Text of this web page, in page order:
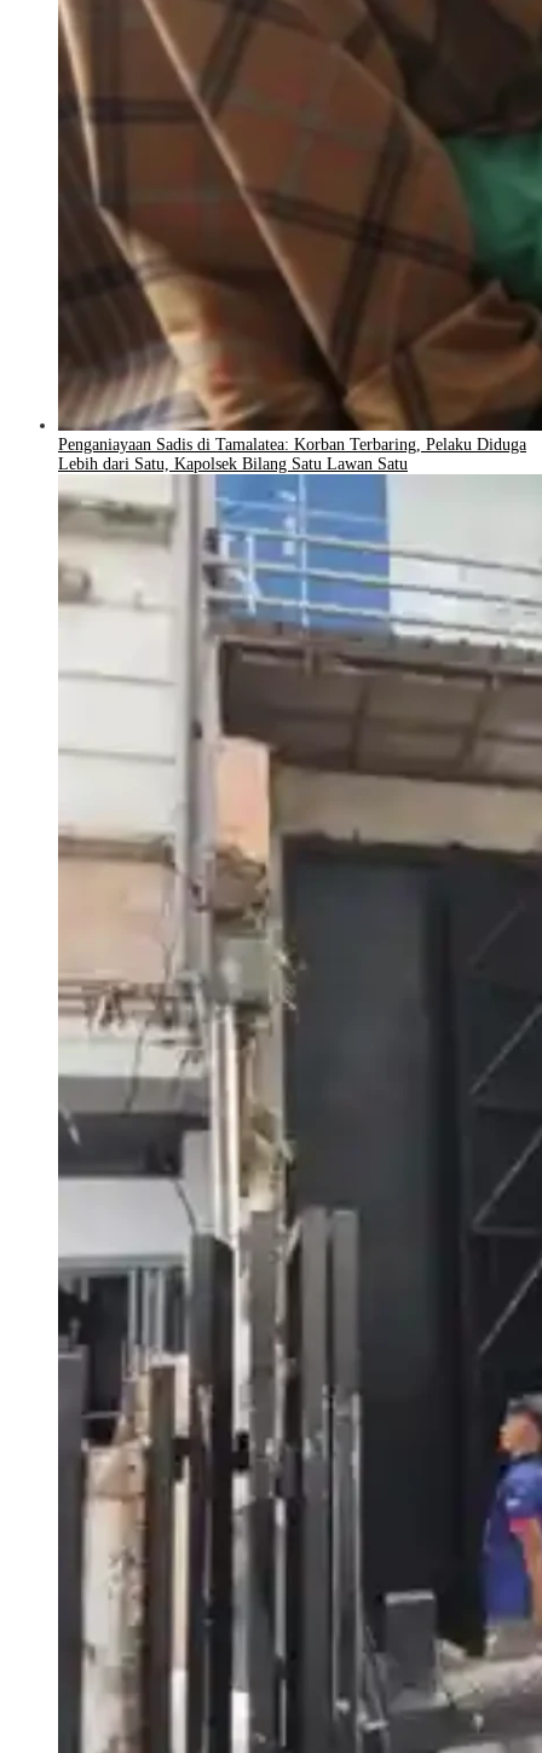
Penganiayaan Sadis di Tamalatea: Korban Terbaring, Pelaku Diduga
Lebih dari Satu, Kapolsek Bilang Satu Lawan Satu